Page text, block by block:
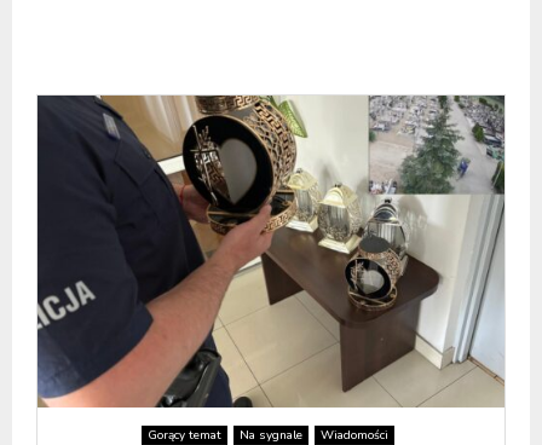
Gorący temat Na sygnale Wiadomości